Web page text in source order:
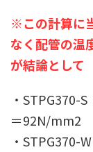
※この計算に
なく配管の温
が結論として
・STPG370-
＝92N/mm2
・STPG370-